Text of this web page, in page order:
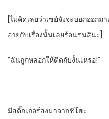
[ไม่คิดเลยว่าเซย์จังจะบอกออกม
อายกับเรื่องนั้นเลยร้อนรนสินะ]
“ฉันถูกหลอกให้ติดกับงั้นเหรอ!”
มีสติ๊กเกอร์ส่งมาจากชิโฮะ